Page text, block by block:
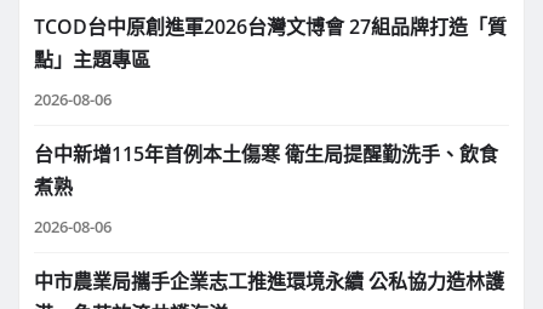
TCOD台中原創進軍2026台灣文博會 27組品牌打造「質
點」主題專區
2026-08-06
台中新增115年首例本土傷寒 衛生局提醒勤洗手、飲食
煮熟
2026-08-06
中市農業局攜手企業志工推進環境永續 公私協力造林護